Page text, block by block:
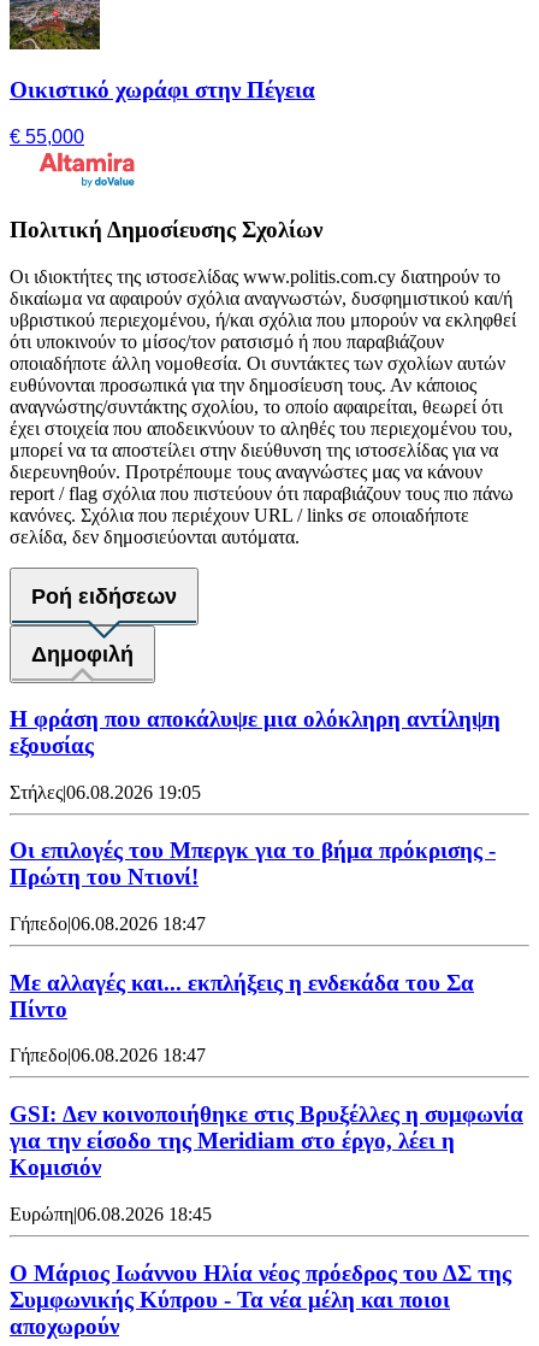
Οικιστικό χωράφι στην Πέγεια
€ 55,000
Πολιτική Δημοσίευσης Σχολίων
Οι ιδιοκτήτες της ιστοσελίδας www.politis.com.cy διατηρούν το
δικαίωμα να αφαιρούν σχόλια αναγνωστών, δυσφημιστικού και/ή
υβριστικού περιεχομένου, ή/και σχόλια που μπορούν να εκληφθεί
ότι υποκινούν το μίσος/τον ρατσισμό ή που παραβιάζουν
οποιαδήποτε άλλη νομοθεσία. Οι συντάκτες των σχολίων αυτών
ευθύνονται προσωπικά για την δημοσίευση τους. Αν κάποιος
αναγνώστης/συντάκτης σχολίου, το οποίο αφαιρείται, θεωρεί ότι
έχει στοιχεία που αποδεικνύουν το αληθές του περιεχομένου του,
μπορεί να τα αποστείλει στην διεύθυνση της ιστοσελίδας για να
διερευνηθούν. Προτρέπουμε τους αναγνώστες μας να κάνουν
report / flag σχόλια που πιστεύουν ότι παραβιάζουν τους πιο πάνω
κανόνες. Σχόλια που περιέχουν URL / links σε οποιαδήποτε
σελίδα, δεν δημοσιεύονται αυτόματα.
Ροή ειδήσεων
Δημοφιλή
Η φράση που αποκάλυψε μια ολόκληρη αντίληψη
εξουσίας
Στήλες|06.08.2026 19:05
Οι επιλογές του Μπεργκ για το βήμα πρόκρισης -
Πρώτη του Ντιονί!
Γήπεδο|06.08.2026 18:47
Με αλλαγές και... εκπλήξεις η ενδεκάδα του Σα
Πίντο
Γήπεδο|06.08.2026 18:47
GSI: Δεν κοινοποιήθηκε στις Βρυξέλλες η συμφωνία
για την είσοδο της Meridiam στο έργο, λέει η
Κομισιόν
Ευρώπη|06.08.2026 18:45
Ο Μάριος Ιωάννου Ηλία νέος πρόεδρος του ΔΣ της
Συμφωνικής Κύπρου - Τα νέα μέλη και ποιοι
αποχωρούν